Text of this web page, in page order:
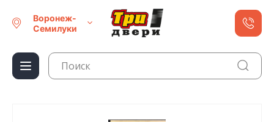
Воронеж-
Семилуки